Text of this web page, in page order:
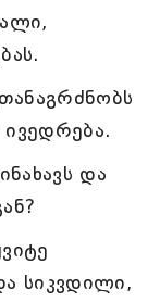
და
სიკვდილი,